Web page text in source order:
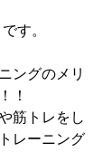
す。
ングのメリ
！
筋トレをし
レーニング